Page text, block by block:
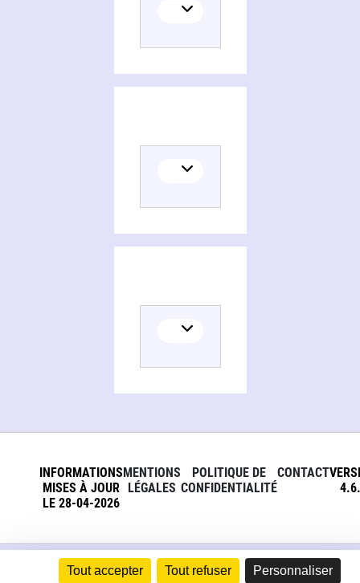
Tout accepter Tout refuser Personnaliser
INFORMATIONS
MISES À JOUR
LE 28-04-2026
MENTIONS
LÉGALES
POLITIQUE DE
CONFIDENTIALITÉ
CONTACT